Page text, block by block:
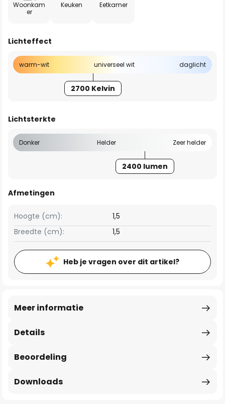
Woonkam
er
Keuken Eetkamer
Lichteffect
warm-wit universeel wit daglicht
2700 Kelvin
Lichtsterkte
Donker Helder Zeer helder
2400 lumen
Afmetingen
Breedte (cm): 1,5
Hoogte (cm): 1,5
Heb je vragen over dit artikel?
Details
Meer informatie
Beoordeling
Downloads